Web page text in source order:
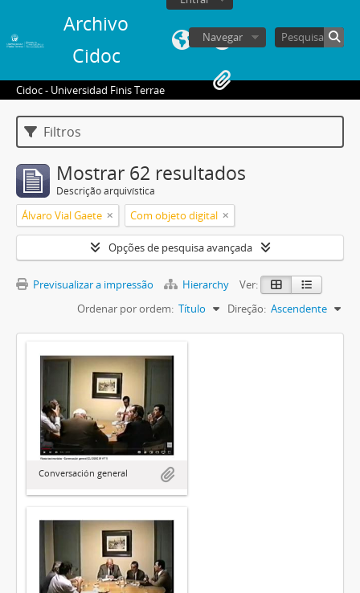
Archivo
Cidoc
Navegar
Cidoc - Universidad Finis Terrae
Filtros
Mostrar 62 resultados
Descrição arquivística
Álvaro Vial Gaete Com objeto digital
Opções de pesquisa avançada
Previsualizar a impressão Hierarchy
Ver:
Ordenar por ordem: Título Direção: Ascendente
Conversación general